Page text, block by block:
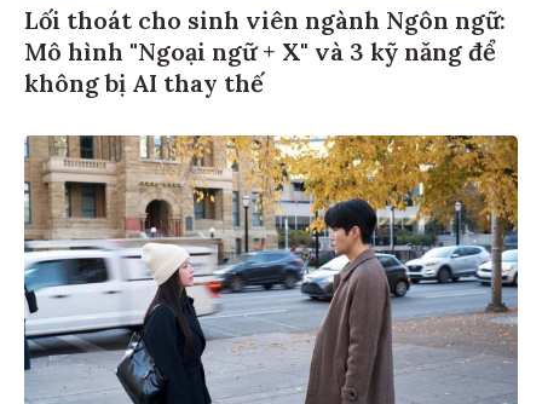
Lối thoát cho sinh viên ngành Ngôn ngữ:
Mô hình "Ngoại ngữ + X" và 3 kỹ năng để
không bị AI thay thế